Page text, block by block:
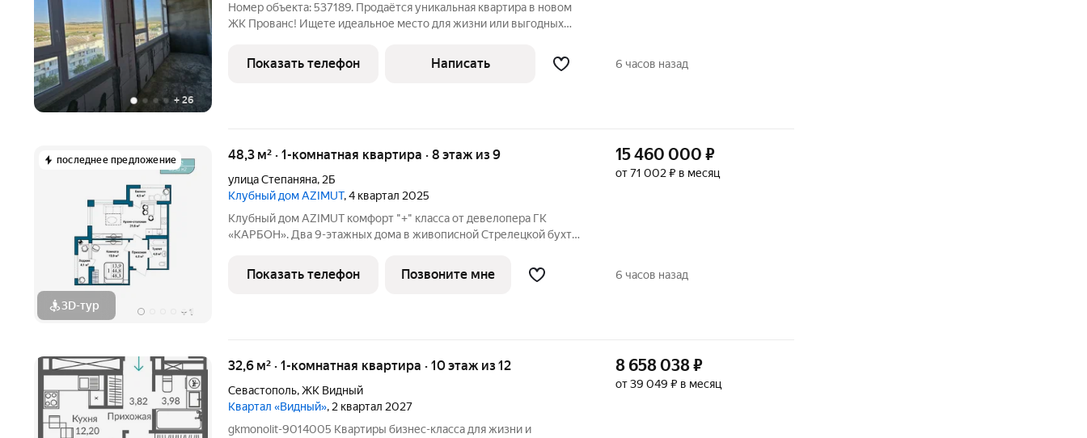
+ 26
Номер объекта: 537189. Продаётся уникальная квартира в новом
ЖК Прованс! Ищете идеальное место для жизни или выгодных
Прекрасная однокомнатная квартира в современном жилом
комплексе Прованс
Показать телефон Написать 6 часов назад
последнее предложение
3D-тур + 1
48,3 м² · 1-комнатная квартира · 8 этаж из 9
улица Степаняна, 2Б
Клубный дом AZIMUT, 4 квартал 2025
Клубный дом AZIMUT комфорт "+" класса от девелопера ГК
«КАРБОН». Два 9-этажных дома в живописной Стрелецкой бухте,
В пешей доступности: набережная и пляжи с выходом в открытое
моря
15 460 000 ₽
от 71 002 ₽ в месяц
Показать телефон Позвоните мне 6 часов назад
32,6 м² · 1-комнатная квартира · 10 этаж из 12
Севастополь,ЖК Видный
Квартал «Видный», 2 квартал 2027
gkmonolit-9014005 Квартиры бизнес-класса для жизни и
8 658 038₽
от 39 049 ₽ в месяц